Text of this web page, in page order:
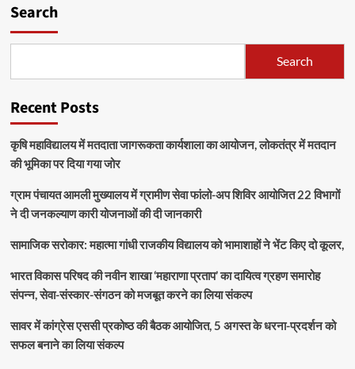
Search
Search
Recent Posts
कृषि महाविद्यालय में मतदाता जागरूकता कार्यशाला का आयोजन, लोकतंत्र में मतदान
की भूमिका पर दिया गया जोर
ग्राम पंचायत आमली मुख्यालय में ग्रामीण सेवा फांलो-अप शिविर आयोजित 22 विभागों
ने दी जनकल्याण कारी योजनाओं की दी जानकारी
सामाजिक सरोकार: महात्मा गांधी राजकीय विद्यालय को भामाशाहों ने भेंट किए दो कूलर,
भारत विकास परिषद की नवीन शाखा ‘महाराणा प्रताप’ का दायित्व ग्रहण समारोह
संपन्न, सेवा-संस्कार-संगठन को मजबूत करने का लिया संकल्प
सावर में कांग्रेस एससी प्रकोष्ठ की बैठक आयोजित, 5 अगस्त के धरना-प्रदर्शन को
सफल बनाने का लिया संकल्प